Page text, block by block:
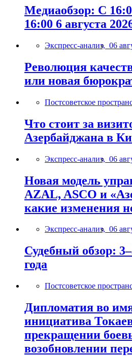
Медиаобзор: С
16:00 6 августа
Экспресс-анализ, 06
Революция
или новая
Постсоветское
Что стоит за
Азербайджана в
Экспресс-анализ, 06
Новая модель
AZAL, ASCO и
какие изменения
Экспресс-анализ, 06
Судебный обзор:
года
Постсоветское
Дипломатия во
инициатива
прекращении
возобновлении